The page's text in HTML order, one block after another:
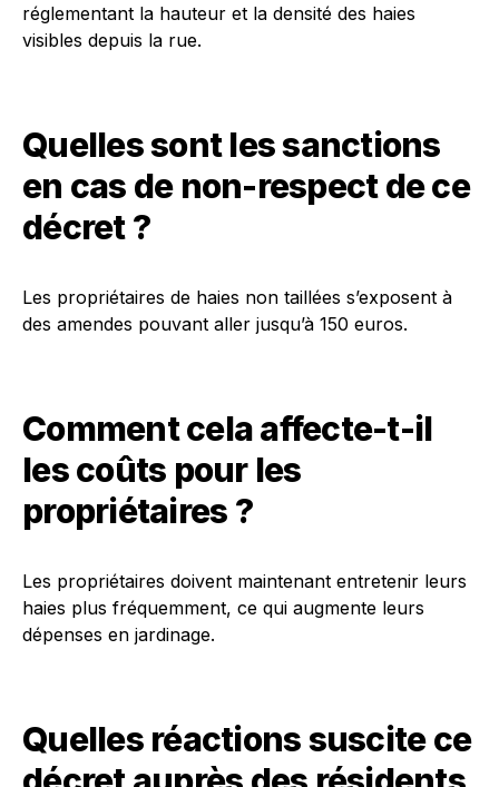
réglementant la hauteur et la densité des haies
visibles depuis la rue.
Quelles sont les sanctions
en cas de non-respect de ce
décret ?
Les propriétaires de haies non taillées s’exposent à
des amendes pouvant aller jusqu’à 150 euros.
Comment cela affecte-t-il
les coûts pour les
propriétaires ?
Les propriétaires doivent maintenant entretenir leurs
haies plus fréquemment, ce qui augmente leurs
dépenses en jardinage.
Quelles réactions suscite ce